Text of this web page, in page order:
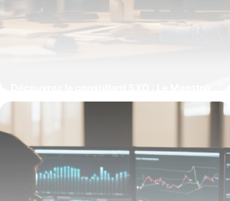
de la Performance Digitale qui harmonise
SEO et UX
15 juin 2026